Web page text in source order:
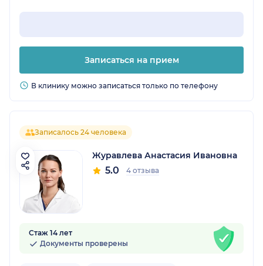
Записаться на прием
В клинику можно записаться только по телефону
Записалось 24 человека
Журавлева Анастасия Ивановна
5.0 4 отзыва
Стаж 14 лет
Документы проверены